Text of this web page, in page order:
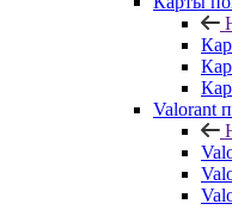
Valorant